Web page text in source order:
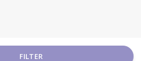
FILTER